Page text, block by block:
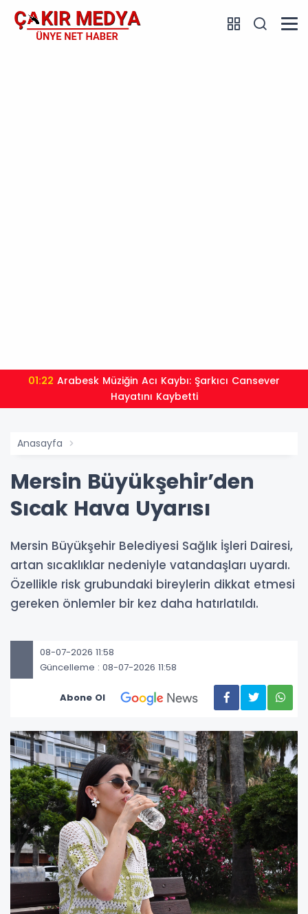
01:22
Hayatını Kaybetti
Anasayfa
Mersin Büyükşehir’den
Sıcak Hava Uyarısı
Mersin Büyükşehir Belediyesi Sağlık İşleri Dairesi,
artan sıcaklıklar nedeniyle vatandaşları uyardı.
Özellikle risk grubundaki bireylerin dikkat etmesi
gereken önlemler bir kez daha hatırlatıldı.
08-07-2026 11:58
Güncelleme : 08-07-2026 11:58
Abone Ol